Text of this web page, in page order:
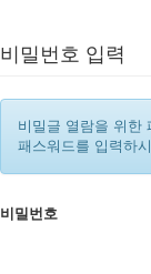
비밀번호 입력
비밀글 열람을 위한
패스워드를 입력하
비밀번호